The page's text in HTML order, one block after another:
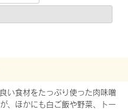
い食材をたっぷり使った肉味噌
、ほかにも白ご飯や野菜、トー